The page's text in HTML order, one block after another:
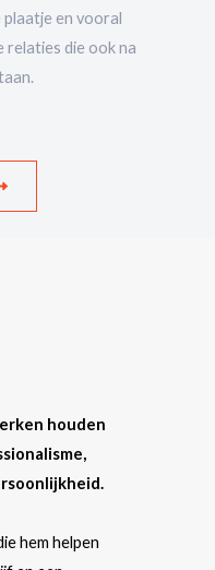
en vooral
relaties die ook na
houden
hem helpen